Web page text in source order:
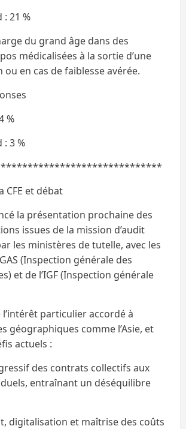
: 21 %
du grand âge dans des
médicalisées à la sortie d’une
en cas de faiblesse avérée.
%
: 3 %
CFE et débat
la présentation prochaine des
issues de la mission d’audit
les ministères de tutelle, avec les
(Inspection générale des
et de l’IGF (Inspection générale
l’intérêt particulier accordé à
géographiques comme l’Asie, et
actuels :
des contrats collectifs aux
entraînant un déséquilibre
digitalisation et maîtrise des coûts